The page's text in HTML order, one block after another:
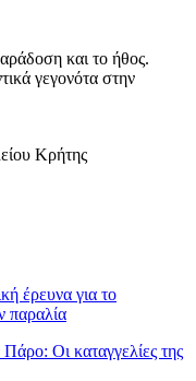
και το ήθος.
γεγονότα στην
Κρήτης
έρευνα για το
παραλία
Οι καταγγελίες της